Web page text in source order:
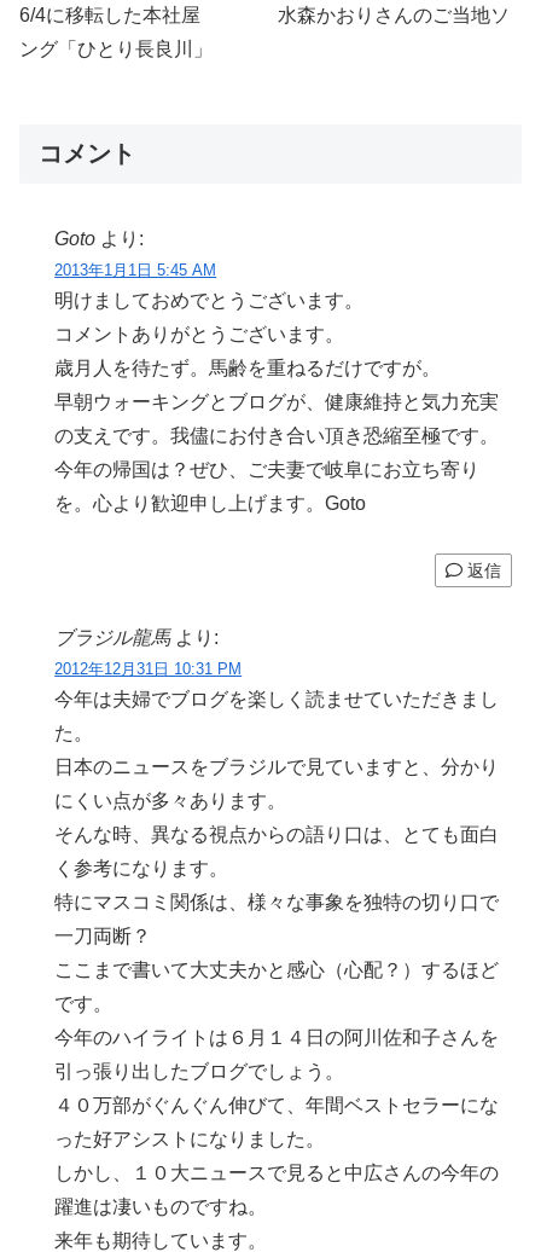
6/4に移転した本社屋 水森かおりさんのご当地ソ
ング「ひとり長良川」
コメント
Goto より:
2013年1月1日 5:45 AM
明けましておめでとうございます。
コメントありがとうございます。
歳月人を待たず。馬齢を重ねるだけですが。
早朝ウォーキングとブログが、健康維持と気力充実
の支えです。我儘にお付き合い頂き恐縮至極です。
今年の帰国は？ぜひ、ご夫妻で岐阜にお立ち寄り
を。心より歓迎申し上げます。Goto
返信
ブラジル龍馬 より:
2012年12月31日 10:31 PM
今年は夫婦でブログを楽しく読ませていただきまし
た。
日本のニュースをブラジルで見ていますと、分かり
にくい点が多々あります。
そんな時、異なる視点からの語り口は、とても面白
く参考になります。
特にマスコミ関係は、様々な事象を独特の切り口で
一刀両断？
ここまで書いて大丈夫かと感心（心配？）するほど
です。
今年のハイライトは６月１４日の阿川佐和子さんを
引っ張り出したブログでしょう。
４０万部がぐんぐん伸びて、年間ベストセラーにな
った好アシストになりました。
しかし、１０大ニュースで見ると中広さんの今年の
躍進は凄いものですね。
来年も期待しています。